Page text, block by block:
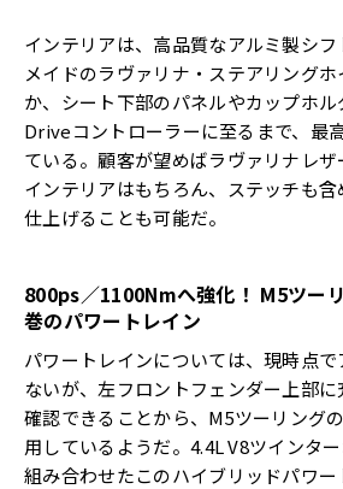
インテリアは、高品質なアルミ製シ
メイドのラヴァリナ・ステアリング
か、シート下部のパネルやカップホ
Driveコントローラーに至るまで、最
ている。顧客が望めばラヴァリナレ
インテリアはもちろん、ステッチも
仕上げることも可能だ。
800ps／1100Nmへ強化！ M5ツー
巻のパワートレイン
パワートレインについては、現時点
ないが、左フロントフェンダー上部
確認できることから、M5ツーリング
用しているようだ。4.4L V8ツインタ
組み合わせたこのハイブリッドパワ